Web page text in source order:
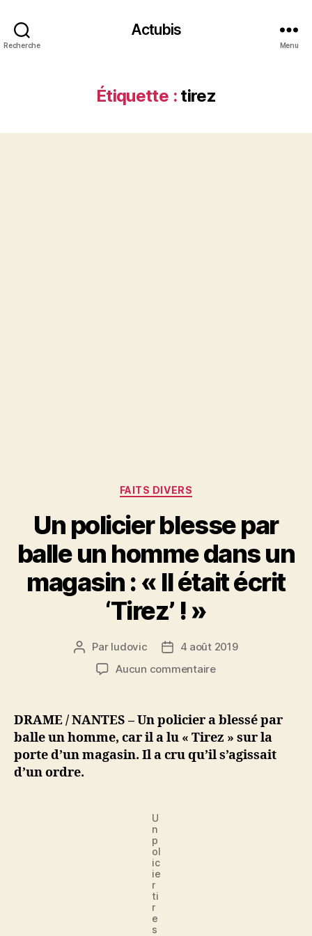
Recherche
Actubis
Menu
Étiquette : tirez
Catégories
FAITS DIVERS
Un policier blesse par
balle un homme dans un
magasin : « Il était écrit
‘Tirez’ ! »
Auteur
l’article
Par ludovic
Date4 août 2019
Aucun commentairesur
blesse
balle
un
DRAME / NANTES – Un policier a blessé par
balle un homme, car il a lu « Tirez » sur la
porte d’un magasin. Il a cru qu’il s’agissait
d’un ordre.
U
n
p
ol
ic
ie
r
ti
r
e
s